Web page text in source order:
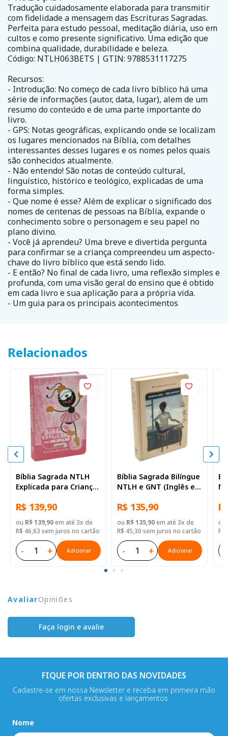
Tradução cuidadosamente elaborada para transmitir
com fidelidade a mensagem das Escrituras Sagradas.
Perfeita para estudo pessoal, meditação diária, uso em
cultos e como presente significativo. Uma edição que
combina qualidade, durabilidade e beleza.
Código: NTLH063BETS | GTIN: 9788531117275
Recursos:
- Introdução: No começo de cada livro bíblico há uma
série de informações (autor, data, lugar), alem de um
resumo do conteúdo e de uma parte importante do
livro.
- GPS: Notas geográficas, explicando onde se localizam
os lugares mencionados na Bíblia, com detalhes
interessantes desses lugares e os nomes pelos quais
são conhecidos atualmente.
- Não entendo! São notas de conteúdo cultural,
linguístico, histórico e teológico, explicadas de uma
forma simples.
- Que nome é esse? Além de explicar o significado dos
nomes de centenas de pessoas na Bíblia, expande o
conhecimento sobre o personagem e seu papel no
plano divino.
- Você já aprendeu? Uma breve e divertida pergunta
para confirmar se a criança compreendeu um aspecto-
chave do livro bíblico que está sendo lido.
- E então? No final de cada livro, uma reflexão simples e
profunda, com uma visão geral do ensino que é obtido
em cada livro e sua aplicação para a própria vida.
- Um guia para os principais acontecimentos
Relacionados
Bíblia Sagrada NTLH
Explicada para Criança
Regular, com mapa,
Capa Dura Ilustrada:
Rosa
R$ 139,90
ou R$ 139,90em até 3x de
R$ 46,63 sem juros no cartão
- + Adicionar
Bíblia Sagrada Bilíngue
NTLH e GNT (Inglês e
para Adolescente,
Letra Regular, com
mapa, Capa Dura
Ilustrada: Cinza
R$ 135,90
ou R$ 135,90em até 3x de
R$ 45,30 sem juros no cartão
- + Adicionar
ou
R$
AvaliarOpiniões
Faça login e avalie
FIQUE POR DENTRO DAS NOVIDADES
Cadastre-se em nossa Newsletter e receba em primeira mão
ofertas exclusivas e lançamentos.
Nome